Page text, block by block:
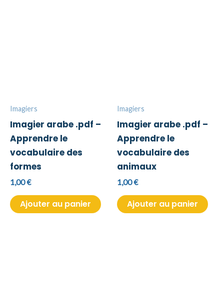
Imagiers
Imagier arabe .pdf –
Apprendre le
vocabulaire des
formes
1,00€
Ajouter au panier
Imagiers
Imagier arabe .pdf –
Apprendre le
vocabulaire des
animaux
1,00€
Ajouter au panier